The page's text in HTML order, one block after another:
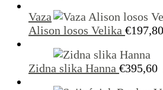
Vaza
Alison losos Velika €197,80
Zidna slika Hanna €395,60